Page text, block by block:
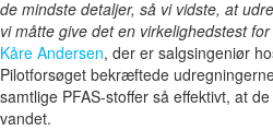
de mindste detaljer, så vi vidste, at
vi måtte give det en virkelighedstest
Kåre Andersen, der er salgsingeniør
Pilotforsøget bekræftede
samtlige PFAS-stoffer så effektivt, at
vandet.